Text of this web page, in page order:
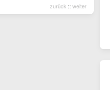
zurück :: weiter